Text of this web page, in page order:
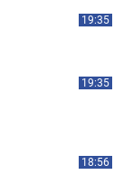
19:35
19:35
18:56